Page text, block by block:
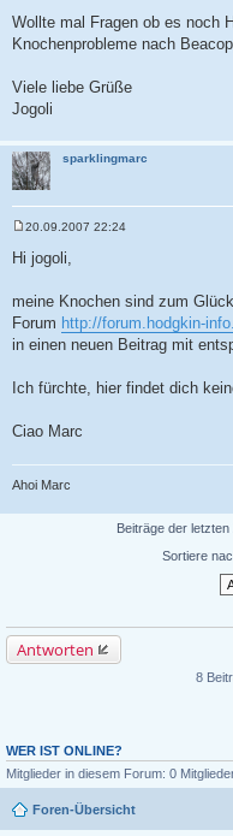
Wollte mal Fragen ob es noch
Knochenprobleme nach
Viele liebe Grüße
Jogoli
sparklingmarc
e
r
a
g
20.09.2007 22:24
Hi jogoli,
meine Knochen sind zum
Forum http://forum.hodgkin-
in einen neuen Beitrag mit
Ich fürchte, hier findet dich
Ciao Marc
Ahoi Marc
Beiträge der letzten
Sortiere
Antworten
8
WER IST ONLINE?
Mitglieder in diesem Forum: 0
Foren-Übersicht